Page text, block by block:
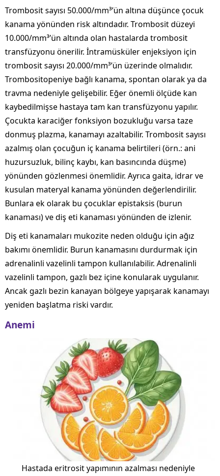
Trombosit sayısı 50.000/mm³’ün altına düşünce çocuk
kanama yönünden risk altındadır. Trombosit düzeyi
10.000/mm³’ün altında olan hastalarda trombosit
transfüzyonu önerilir. İntramüsküler enjeksiyon için
trombosit sayısı 20.000/mm³’ün üzerinde olmalıdır.
Trombositopeniye bağlı kanama, spontan olarak ya da
travma nedeniyle gelişebilir. Eğer önemli ölçüde kan
kaybedilmişse hastaya tam kan transfüzyonu yapılır.
Çocukta karaciğer fonksiyon bozukluğu varsa taze
donmuş plazma, kanamayı azaltabilir. Trombosit sayısı
azalmış olan çocuğun iç kanama belirtileri (örn.: ani
huzursuzluk, bilinç kaybı, kan basıncında düşme)
yönünden gözlenmesi önemlidir. Ayrıca gaita, idrar ve
kusulan materyal kanama yönünden değerlendirilir.
Bunlara ek olarak bu çocuklar epistaksis (burun
kanaması) ve diş eti kanaması yönünden de izlenir.
Diş eti kanamaları mukozite neden olduğu için ağız
bakımı önemlidir. Burun kanamasını durdurmak için
adrenalinli vazelinli tampon kullanılabilir. Adrenalinli
vazelinli tampon, gazlı bez içine konularak uygulanır.
Ancak gazlı bezin kanayan bölgeye yapışarak kanamayı
yeniden başlatma riski vardır.
Anemi
Hastada eritrosit yapımının azalması nedeniyle